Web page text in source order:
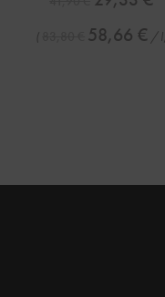
( 58,66€ / l